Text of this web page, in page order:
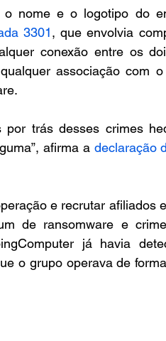
nome e o logotipo do
3301, que envolvia
conexão entre os
associação com
por trás desses crimes
afirma a declaração
e recrutar afiliados
de ransomware e
já havia
o grupo operava de